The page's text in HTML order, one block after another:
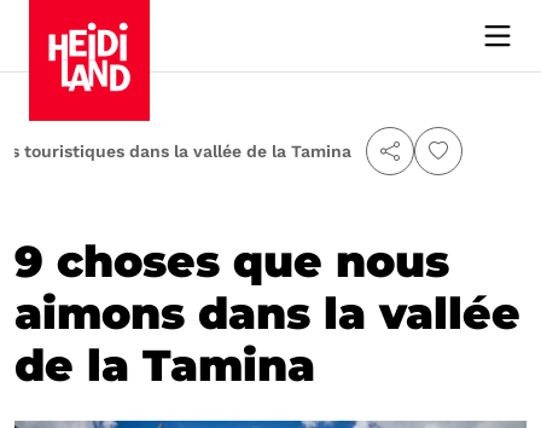
touristiques dans la vallée de la Tamina
9 choses que nous
aimons dans la vallée
de la Tamina